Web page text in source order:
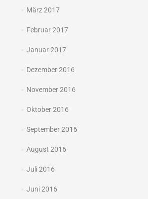
März 2017
Februar 2017
Januar 2017
Dezember 2016
November 2016
Oktober 2016
September 2016
August 2016
Juli 2016
Juni 2016